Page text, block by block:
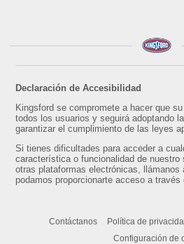
por el Estado de California como
defectos de nacimiento y otros
Declaración de Accesibilidad
Kingsford se compromete a hacer que
todos los usuarios y seguirá adoptando
garantizar el cumplimiento de las leyes
Si tienes dificultades para acceder a
característica o funcionalidad de nuestro
otras plataformas electrónicas, llámanos
podamos proporcionarte acceso a través
Contáctanos Política de
Configuración de